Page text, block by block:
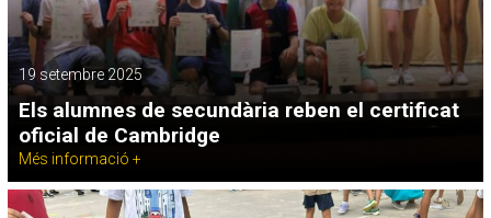
19 setembre 2025
Els alumnes de secundària reben el certificat
oficial de Cambridge
Més informació +